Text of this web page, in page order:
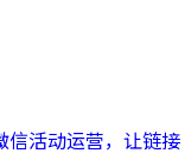
信活动运营，让链接